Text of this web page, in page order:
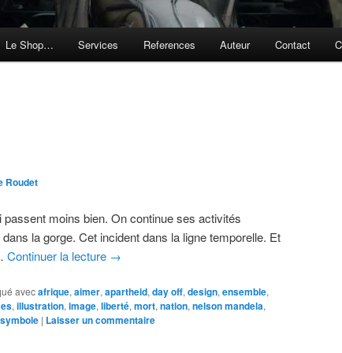
Le Shop… Services References Auteur Contact
Roudet
moins bien. On continue ses activités
la gorge. Cet incident dans la ligne temporelle. Et
Continuer la lecture →
avecafrique, aimer, apartheid, day off, design, ensemble,
, illustration, image, liberté, mort, nation, nelson mandela,
symbole | Laisser un commentaire